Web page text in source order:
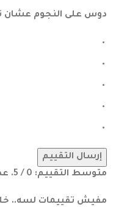
دوس على النجوم عشان
إرسال التقييم
متوسط التقييم: 0 / 5. عدد التقييمات:
مفيش تقييمات لسه..